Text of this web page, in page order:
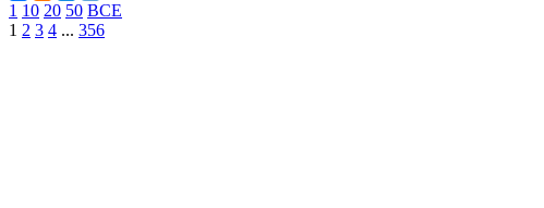
1 10 20 50 ВСЕ
1 2 3 4 ... 356